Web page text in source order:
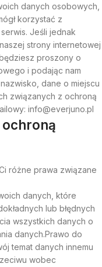
danych osobowych,
korzystać z
Jeśli jednak
strony internetowej
proszony o
i podając nam
dane o miejscu
związanych z ochroną
info@everjuno.pl
różne prawa związane
danych, które
lub błędnych
wszystkich danych o
danych.Prawo do
temat danych innemu
wobec